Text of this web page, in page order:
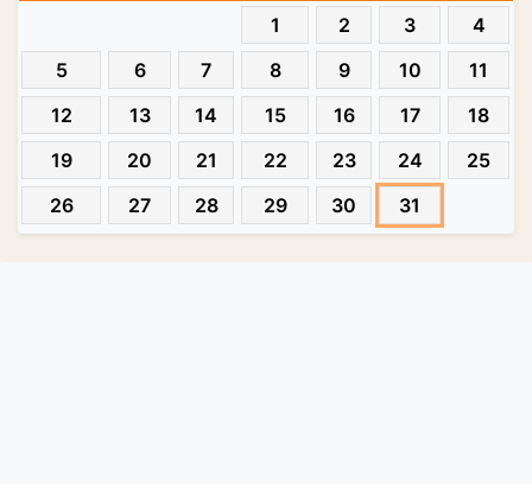
1
2 3
4
5
6 7 8 9 10
11
12
13 14 15 16 17
18
19
20 21 22 23 24
25
26
27 28 29 30 31